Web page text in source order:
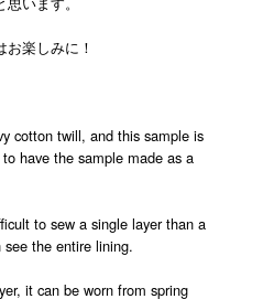
楽しみに！
cotton twill, and this sample is
have the sample made as a
to sew a single layer than a
the entire lining.
it can be worn from spring